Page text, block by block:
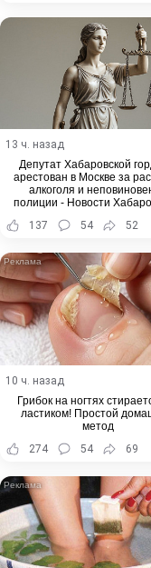
13 ч. назад
Депутат Хабаровской
арестован в Москве за
алкоголя и
полиции - Новости
137 54 52
10 ч. назад
Грибок на ногтях
ластиком! Простой
метод
274
54 69